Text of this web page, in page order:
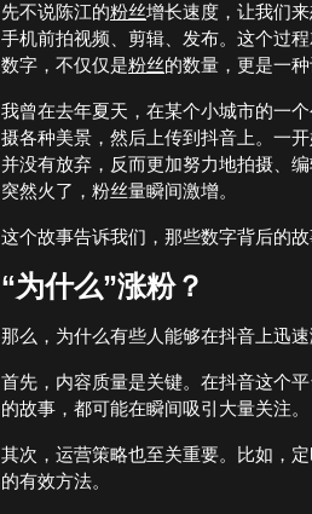
先不说陈江的粉丝增长速度，让我们
手机前拍视频、剪辑、发布。这个过
数字，不仅仅是粉丝的数量，更是一
我曾在去年夏天，在某个小城市的一
摄各种美景，然后上传到抖音上。一
并没有放弃，反而更加努力地拍摄、
突然火了，粉丝量瞬间激增。
这个故事告诉我们，那些数字背后的
“为什么”涨粉？
那么，为什么有些人能够在抖音上迅
首先，内容质量是关键。在抖音这个
的故事，都可能在瞬间吸引大量关注。
其次，运营策略也至关重要。比如，
的有效方法。